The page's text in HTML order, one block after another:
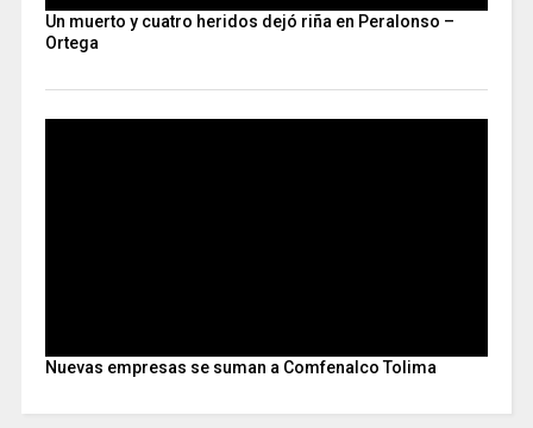
Un muerto y cuatro heridos dejó riña en Peralonso –
Ortega
Nuevas empresas se suman a Comfenalco Tolima